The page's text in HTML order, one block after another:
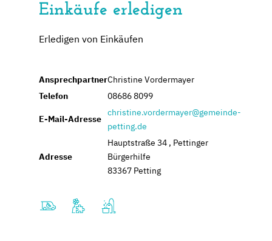
Einkäufe erledigen
Erledigen von Einkäufen
AnsprechpartnerChristine Vordermayer
Telefon
08686 8099
E-Mail-Adresse
christine.vordermayer@gemeinde-
petting.de
Adresse
Hauptstraße 34 , Pettinger
Bürgerhilfe
83367 Petting